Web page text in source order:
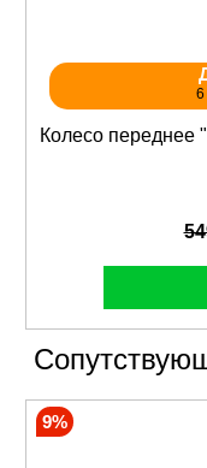
6
Колесо переднее
9%